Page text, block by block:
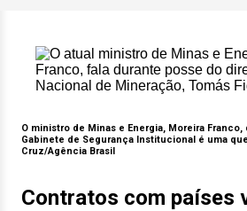
O ministro de Minas e Energia, Moreira
Gabinete de Segurança Institucional é uma
Cruz/Agência Brasil
Contratos com países